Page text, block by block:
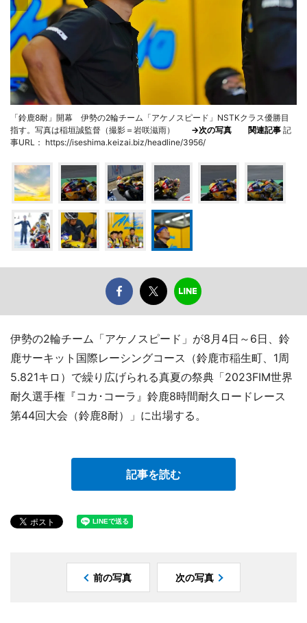
「鈴鹿8耐」開幕 伊勢の2輪チーム「アケノスピード」NSTKクラス優勝目
指す。写真は稲垣誠監督（撮影＝岩咲滋雨） →次の写真 関連記事 記
事URL： https://iseshima.keizai.biz/headline/3956/
伊勢の2輪チーム「アケノスピード」が8月4日～6日、鈴
鹿サーキット国際レーシングコース（鈴鹿市稲生町、1周
5.821キロ）で繰り広げられる真夏の祭典「2023FIM世界
耐久選手権『コカ･コーラ』鈴鹿8時間耐久ロードレース
第44回大会（鈴鹿8耐）」に出場する。
記事を読む
前の写真 次の写真